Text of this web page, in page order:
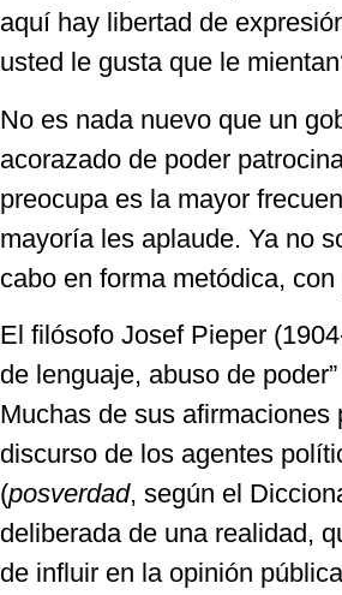
aquí hay libertad de
usted le gusta que le
No es nada nuevo que un
acorazado de poder
preocupa es la mayor
mayoría les aplaude. Ya no
cabo en forma metódica,
El filósofo Josef Pieper
de lenguaje, abuso de
Muchas de sus
discurso de los agentes
(posverdad, según el
deliberada de una realidad,
de influir en la opinión